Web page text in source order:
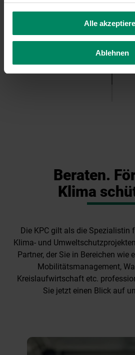
Alle
Ablehnen
Beraten.
Klima
Die KPC gilt als die Spezialistin
Klima- und
Partner, der Sie in Bereichen wie
Mobilitätsmanagement,
Kreislaufwirtschaft etc.
Sie jetzt einen Blick auf